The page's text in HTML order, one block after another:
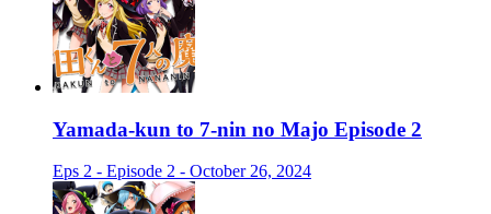
Yamada-kun to 7-nin no Majo Episode 2
Eps 2 - Episode 2 - October 26, 2024